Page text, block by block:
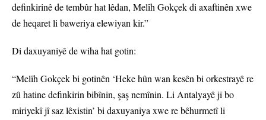
definkirinê de tembûr hat lêdan, Melîh Gokçek di axaftinên xwe
de heqaret li baweriya elewiyan kir.”
Di daxuyaniyê de wiha hat gotin:
“Melîh Gokçek bi gotinên ‘Heke hûn wan kesên bi orkestrayê re
zû hatine definkirin bibînin, şaş nemînin. Li Antalyayê ji bo
miriyekî jî saz lêxistin’ bi daxuyaniya xwe re bêhurmetî li